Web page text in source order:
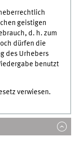
geistigen
d. h. zum
dürfen die
des Urhebers
benutzt
verwiesen.